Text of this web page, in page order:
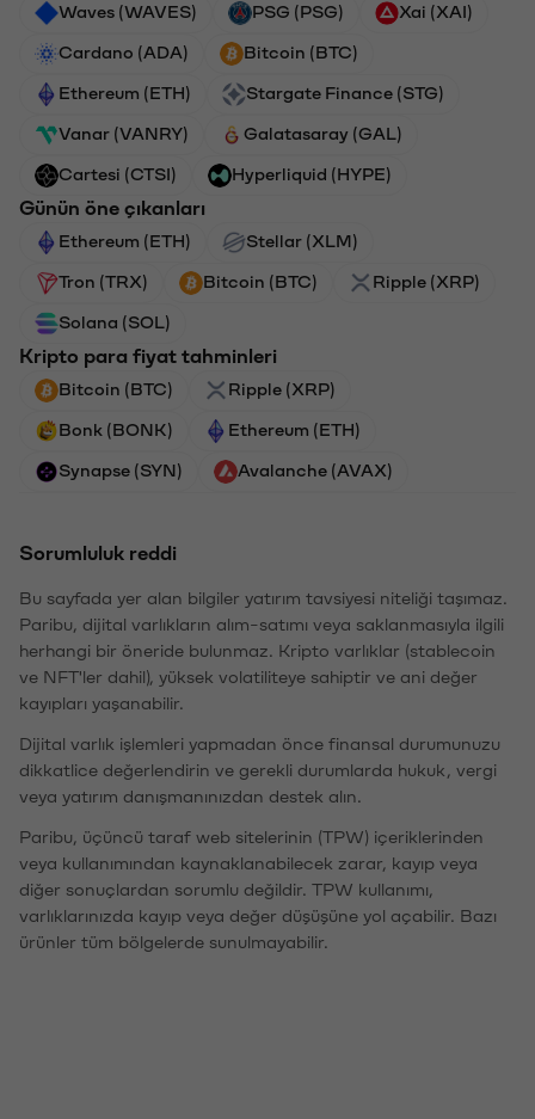
Waves (WAVES) PSG (PSG) Xai (XAI)
Cardano (ADA) Bitcoin (BTC)
Ethereum (ETH) Stargate Finance (STG)
Vanar (VANRY) Galatasaray (GAL)
Cartesi (CTSI) Hyperliquid (HYPE)
Günün öne çıkanları
Ethereum (ETH) Stellar (XLM)
Tron (TRX) Bitcoin (BTC) Ripple (XRP)
Solana (SOL)
Kripto para fiyat tahminleri
Bitcoin (BTC) Ripple (XRP)
Bonk (BONK) Ethereum (ETH)
Synapse (SYN) Avalanche (AVAX)
Sorumluluk reddi
Bu sayfada yer alan bilgiler yatırım tavsiyesi niteliği taşımaz.
Paribu, dijital varlıkların alım-satımı veya saklanmasıyla ilgili
herhangi bir öneride bulunmaz. Kripto varlıklar (stablecoin
ve NFT'ler dahil), yüksek volatiliteye sahiptir ve ani değer
kayıpları yaşanabilir.
Dijital varlık işlemleri yapmadan önce finansal durumunuzu
dikkatlice değerlendirin ve gerekli durumlarda hukuk, vergi
veya yatırım danışmanınızdan destek alın.
Paribu, üçüncü taraf web sitelerinin (TPW) içeriklerinden
veya kullanımından kaynaklanabilecek zarar, kayıp veya
diğer sonuçlardan sorumlu değildir. TPW kullanımı,
varlıklarınızda kayıp veya değer düşüşüne yol açabilir. Bazı
ürünler tüm bölgelerde sunulmayabilir.